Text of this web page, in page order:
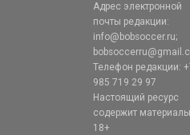
Адрес электронной
почты редакции:
info@bobsoccer.ru;
Телефон редакции:
985 719 29 97
Настоящий ресурс
содержит
18+